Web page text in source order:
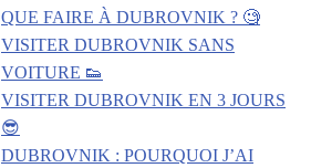
QUE FAIRE À DUBROVNIK ? 🧐
VISITER DUBROVNIK SANS
VOITURE 👟
VISITER DUBROVNIK EN 3 JOURS
😎
DUBROVNIK : POURQUOI J’AI